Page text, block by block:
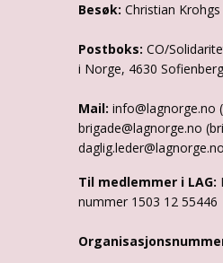
Besøk: Christian
Postboks: CO/
i Norge, 4630
Mail: info@lagnorge.no
brigade@lagnorge.no
daglig.leder@lagnorge.no
Til medlemmer i LAG:
nummer 1503 12 55446